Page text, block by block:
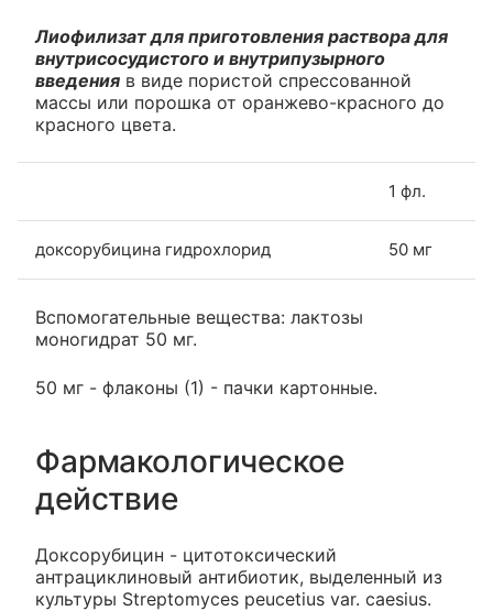
Лиофилизат для приготовления раствора для
внутрисосудистого и внутрипузырного
введения в виде пористой спрессованной
массы или порошка от оранжево-красного до
красного цвета.
1 фл.
доксорубицина гидрохлорид 50 мг
Вспомогательные вещества: лактозы
моногидрат 50 мг.
50 мг - флаконы (1) - пачки картонные.
Фармакологическое
действие
Доксорубицин - цитотоксический
антрациклиновый антибиотик, выделенный из
культуры Streptomyces peucetius var. caesius.